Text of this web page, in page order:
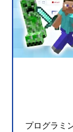
プログラミ